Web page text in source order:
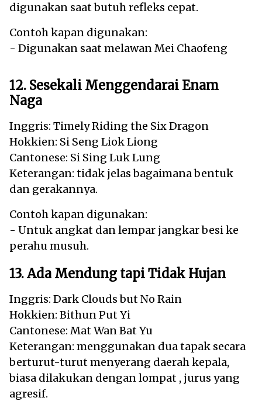
digunakan saat butuh refleks cepat.
Contoh kapan digunakan:
- Digunakan saat melawan Mei Chaofeng
12. Sesekali Menggendarai Enam
Naga
Inggris: Timely Riding the Six Dragon
Hokkien: Si Seng Liok Liong
Cantonese: Si Sing Luk Lung
Keterangan: tidak jelas bagaimana bentuk
dan gerakannya.
Contoh kapan digunakan:
- Untuk angkat dan lempar jangkar besi ke
perahu musuh.
13. Ada Mendung tapi Tidak Hujan
Inggris: Dark Clouds but No Rain
Hokkien: Bithun Put Yi
Cantonese: Mat Wan Bat Yu
Keterangan: menggunakan dua tapak secara
berturut-turut menyerang daerah kepala,
biasa dilakukan dengan lompat , jurus yang
agresif.